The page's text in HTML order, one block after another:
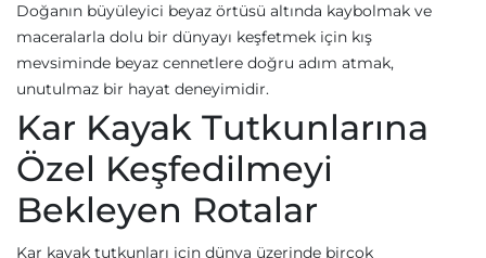
Doğanın büyüleyici beyaz örtüsü altında kaybolmak ve
maceralarla dolu bir dünyayı keşfetmek için kış
mevsiminde beyaz cennetlere doğru adım atmak,
unutulmaz bir hayat deneyimidir.
Kar Kayak Tutkunlarına
Özel Keşfedilmeyi
Bekleyen Rotalar
Kar kayak tutkunları için dünya üzerinde birçok